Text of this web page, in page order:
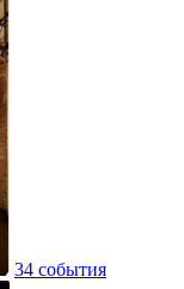
34 события